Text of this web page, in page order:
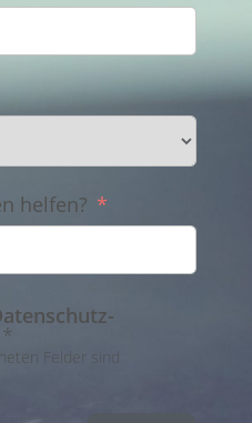
helfen?
*
Felder sind